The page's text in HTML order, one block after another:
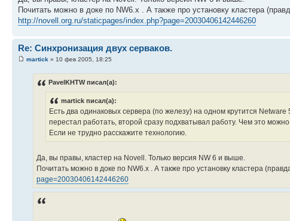
Почитать можно в доке по NW6.x . А также про установку кластера
http://novell.org.ru/staticpages/index.php?page=20030406142446260
Re: Синхронизация двух серваков.
martick » 10 фев 2005, 18:25
PavelKHTW писал(а):
martick писал(а):
Есть два одинаковых сервера (по железу) на одном крутится
перестал работать, второй сразу подхватывал работу. Чем это
Если не трудно расскажите технологию.
Да, вы правы, кластер на Novell. Только версия NW 6 и выше.
Почитать можно в доке по NW6.x . А также про установку кластера
page=20030406142446260